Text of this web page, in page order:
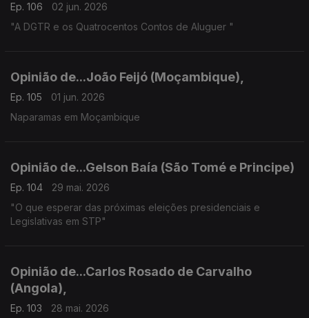
Ep. 106
02 jun. 2026
"A DGTR e os Quatrocentos Contos de Aluguer "
Opinião de...João Feijó (Moçambique),
Ep. 105
01 jun. 2026
Naparamas em Moçambique
Opinião de...Gelson Baía (São Tomé e Principe)
Ep. 104
29 mai. 2026
"O que esperar das próximas eleições presidenciais e
Legislativas em STP"
Opinião de...Carlos Rosado de Carvalho
(Angola),
Ep. 103
28 mai. 2026